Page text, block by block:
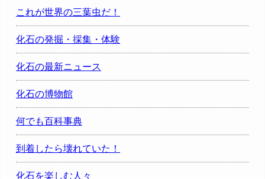
これが世界の三葉虫だ！
化石の発掘・採集・体験
化石の最新ニュース
化石の博物館
何でも百科事典
到着したら壊れていた！
化石を楽しむ人々